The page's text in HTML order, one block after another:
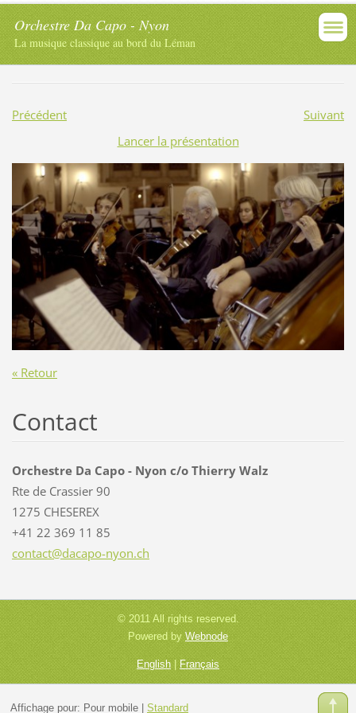
Orchestre Da Capo - Nyon
La musique classique au bord du Léman
Précédent
Suivant
Lancer la présentation
« Retour
Contact
Orchestre Da Capo - Nyon c/o Thierry Walz
Rte de Crassier 90
1275 CHESEREX
+41 22 369 11 85
contact@dacapo-nyon.ch
© 2011 All rights reserved.
Powered by Webnode
English|Français
Affichage pour: Pour mobile| Standard